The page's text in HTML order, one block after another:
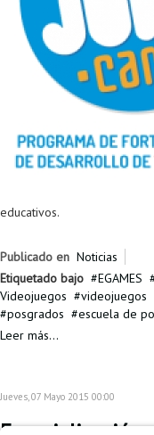
educativos.
Publicado en Noticias
Etiquetado bajo
EGAMES
Videojuegos
videojuegos
posgrados
escuela de
Leer más...
Jueves, 07 Mayo 2015 00:00